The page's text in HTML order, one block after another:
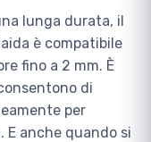
lunga durata, il
è compatibile
fino a 2 mm. È
di
per
anche quando si